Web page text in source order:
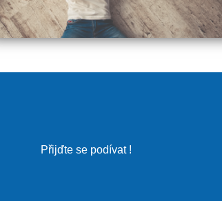
Přijďte se podívat !